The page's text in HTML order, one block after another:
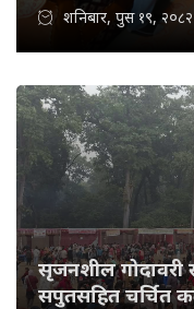
शनिबार, पुस १९, २०८२
सृजनशील गोदावरी
सपुतसहित चर्चित